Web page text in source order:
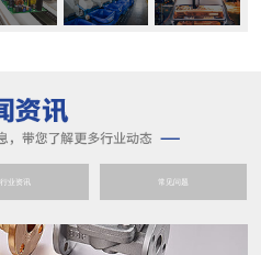
行业资讯 常见问题